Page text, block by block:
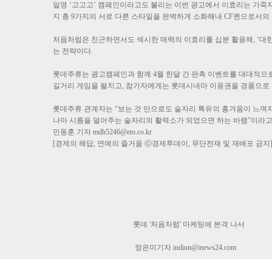
일명 ‘고고고’ 캠페인이라고도 불리는 이번 광고에서 이효리는 가
지 총 9가지의 서로 다른 스타일을 완벽하게 소화해내 CF퀸으로서
처음처럼은 친근하면서도 섹시한 매력의 이효리를 십분 활용해, ‘
는 전략이다.
롯데주류는 광고캠페인과 함께 4월 한달 간 판촉 이벤트를 대대적
길거리 게임을 펼치고, 참가자에게는 롯데시네마 이용권을 경품으로
롯데주류 관계자는 “보는 것 만으로도 술자리 특유의 흥겨움이 느
나마 시름을 덜어주는 술자리의 활력소가 되었으면 하는 바램”이라
민동훈 기자mdh5246@eto.co.kr
[경제의 해답, 연예의 즐거움 ⓒ경제투데이, 무단전재 및 재배포 금
롯데 '처음처럼' 마케팅에 본격 나서
정은미기자indiun@inews24.com